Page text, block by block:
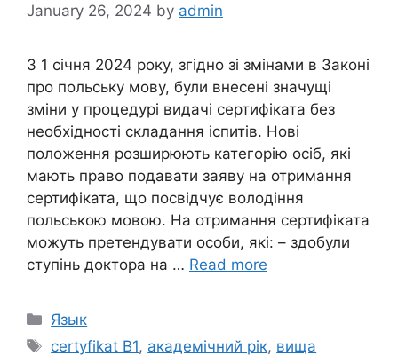
January 26, 2024 by admin
З 1 січня 2024 року, згідно зі змінами в Законі
про польську мову, були внесені значущі
зміни у процедурі видачі сертифіката без
необхідності складання іспитів. Нові
положення розширюють категорію осіб, які
мають право подавати заяву на отримання
сертифіката, що посвідчує володіння
польською мовою. На отримання сертифіката
можуть претендувати особи, які: – здобули
ступінь доктора на … Read more
Categories
Язык
Tags
certyfikat B1, академічний рік, вища